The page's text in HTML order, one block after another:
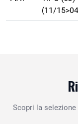
(11/
Scopri la